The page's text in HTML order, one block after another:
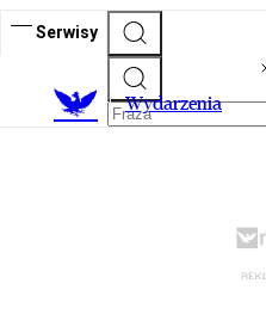
Serwisy
Wydarzenia